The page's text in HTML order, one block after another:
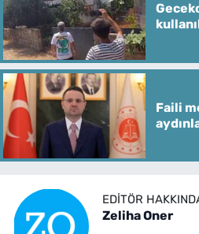
Faili
EDITÖR
Zeliha Oner